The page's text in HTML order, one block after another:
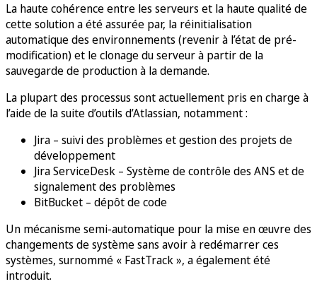
La haute cohérence entre les serveurs et la haute qualité de
cette solution a été assurée par, la réinitialisation
automatique des environnements (revenir à l’état de pré-
modification) et le clonage du serveur à partir de la
sauvegarde de production à la demande.
La plupart des processus sont actuellement pris en charge à
l’aide de la suite d’outils d’Atlassian, notamment :
Jira – suivi des problèmes et gestion des projets de
développement
Jira ServiceDesk – Système de contrôle des ANS et de
signalement des problèmes
BitBucket – dépôt de code
Un mécanisme semi-automatique pour la mise en œuvre des
changements de système sans avoir à redémarrer ces
systèmes, surnommé « FastTrack », a également été
introduit.